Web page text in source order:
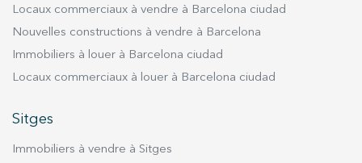
détendre ou pour laisser jouer les enfants. Il
s’agit d’un logement avec un charme particulier,
une décoration chaleureuse et soignée,
pour les familles à la recherche de confort et de
profiter de toutes sortes de sports de plein air
Locaux commerciaux à vendre à Barcelona ciudad
Nouvelles constructions à vendre à Barcelona
Immobiliers à louer à Barcelona ciudad
Locaux commerciaux à louer à Barcelona ciudad
Sitges
Immobiliers à vendre à Sitges